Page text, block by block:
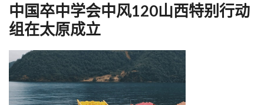
中国卒中学会中风120山西特别行动
组在太原成立